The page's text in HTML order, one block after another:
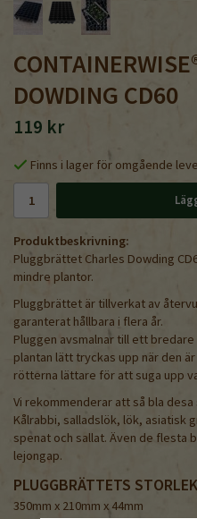
DOWDING CD60
119 kr
Finns i lager för omgående
Produktbeskrivning:
Pluggbrättet Charles Dowding
mindre plantor.
Pluggbrättet är tillverkat av
garanterat hållbara i flera år.
Pluggen avsmalnar till ett
plantan lätt tryckas upp när den
rötterna lättare för att suga upp
Vi rekommenderar att så bla
Kålrabbi, salladslök, lök, asiatisk
spenat och sallat. Även de flesta
lejongap.
PLUGGBRÄTTETS STORLEK
350mm x 210mm x 44mm